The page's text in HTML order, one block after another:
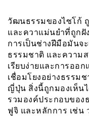
วัฒนธรรมของไซโก้
และควาแม่นยำที่ถูกฝั
การเป็นช่างฝีมือมันจ
ธรรมชาติ และความ
เรียบง่ายและการออ
เชื่อมโยงอย่างธรรม
ญี่ปุ่น สิ่งนี้ถูกมองเห็น
รวมองค์ประกอบของ
ฟูจิ และหลักการ เช่น